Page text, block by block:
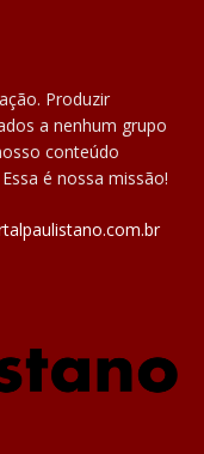
Produzir
a nenhum grupo
conteúdo
é nossa missão!